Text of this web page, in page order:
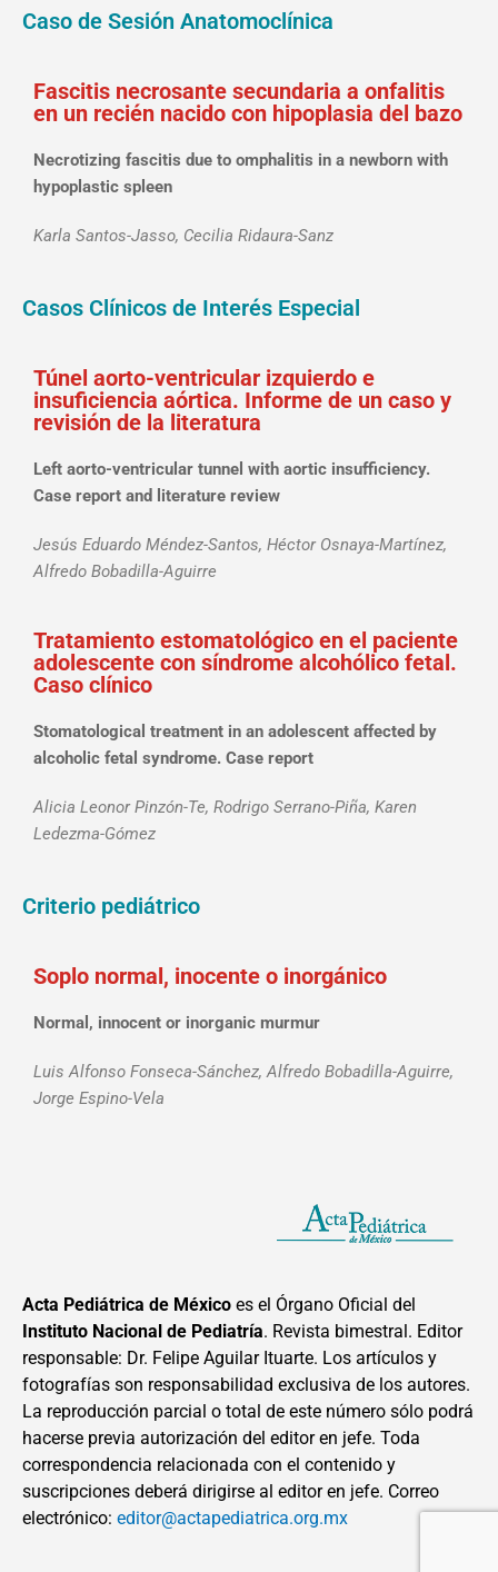
Caso de Sesión Anatomoclínica
Fascitis necrosante secundaria a onfalitis
en un recién nacido con hipoplasia del bazo
Necrotizing fascitis due to omphalitis in a newborn with
hypoplastic spleen
Karla Santos-Jasso, Cecilia Ridaura-Sanz
Casos Clínicos de Interés Especial
Túnel aorto-ventricular izquierdo e
insuficiencia aórtica. Informe de un caso y
revisión de la literatura
Left aorto-ventricular tunnel with aortic insufficiency.
Case report and literature review
Jesús Eduardo Méndez-Santos, Héctor Osnaya-Martínez,
Alfredo Bobadilla-Aguirre
Tratamiento estomatológico en el paciente
adolescente con síndrome alcohólico fetal.
Caso clínico
Stomatological treatment in an adolescent affected by
alcoholic fetal syndrome. Case report
Alicia Leonor Pinzón-Te, Rodrigo Serrano-Piña, Karen
Ledezma-Gómez
Criterio pediátrico
Soplo normal, inocente o inorgánico
Normal, innocent or inorganic murmur
Luis Alfonso Fonseca-Sánchez, Alfredo Bobadilla-Aguirre,
Jorge Espino-Vela
Acta Pediátrica de México es el Órgano Oficial del
Instituto Nacional de Pediatría. Revista bimestral. Editor
responsable: Dr. Felipe Aguilar Ituarte. Los artículos y
fotografías son responsabilidad exclusiva de los autores.
La reproducción parcial o total de este número sólo podrá
hacerse previa autorización del editor en jefe. Toda
correspondencia relacionada con el contenido y
suscripciones deberá dirigirse al editor en jefe. Correo
electrónico: editor@actapediatrica.org.mx